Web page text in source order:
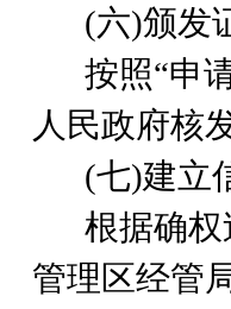
(六)颁发
按照“申
人民政府核
(七)建立
根据确
管理区经管